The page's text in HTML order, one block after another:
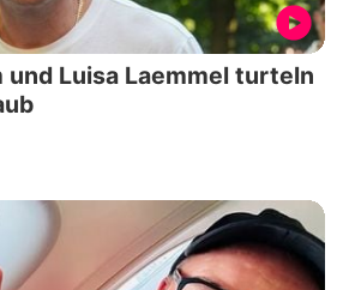
und Luisa Laemmel turteln